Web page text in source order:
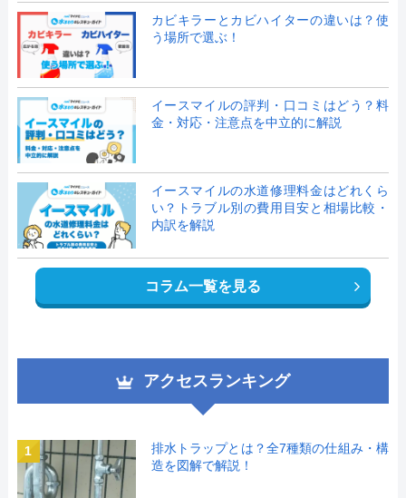
カビキラーとカビハイターの違いは？使
う場所で選ぶ！
イースマイルの評判・口コミはどう？料
金・対応・注意点を中立的に解説
イースマイルの水道修理料金はどれくら
い？トラブル別の費用目安と相場比較・
内訳を解説
コラム一覧を見る
アクセスランキング
1
排水トラップとは？全7種類の仕組み・構
造を図解で解説！